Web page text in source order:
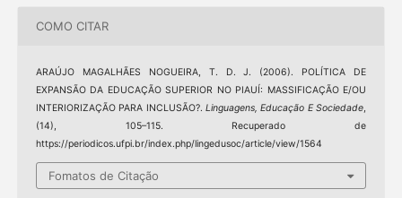
COMO CITAR
ARAÚJO MAGALHÃES NOGUEIRA, T. D. J. (2006). POLÍTICA DE
EXPANSÃO DA EDUCAÇÃO SUPERIOR NO PIAUÍ: MASSIFICAÇÃO E/OU
INTERIORIZAÇÃO PARA INCLUSÃO?. Linguagens, Educação E Sociedade,
(14), 105–115. Recuperado de
https://periodicos.ufpi.br/index.php/lingedusoc/article/view/1564
Fomatos de Citação